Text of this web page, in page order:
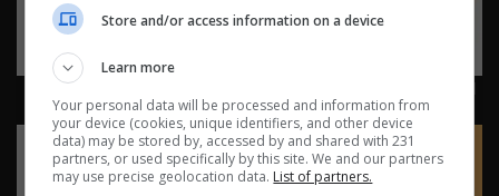
Store and/or access information on a device
Learn more
Your personal data will be processed and information from
your device (cookies, unique identifiers, and other device
data) may be stored by, accessed by and shared with 231
partners, or used specifically by this site. We and our partners
may use precise geolocation data. List of partners.